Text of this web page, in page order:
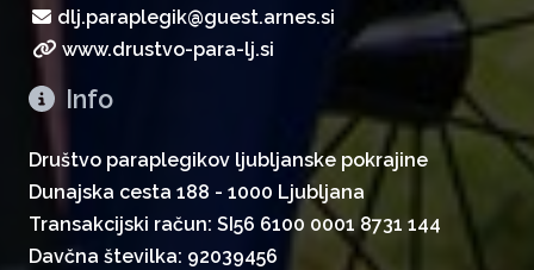
dlj.paraplegik@guest.arnes.si
www.drustvo-para-lj.si
Info
Društvo paraplegikov ljubljanske pokrajine
Dunajska cesta 188 - 1000 Ljubljana
Transakcijski račun: SI56 6100 0001 8731 144
Davčna številka: 92039456